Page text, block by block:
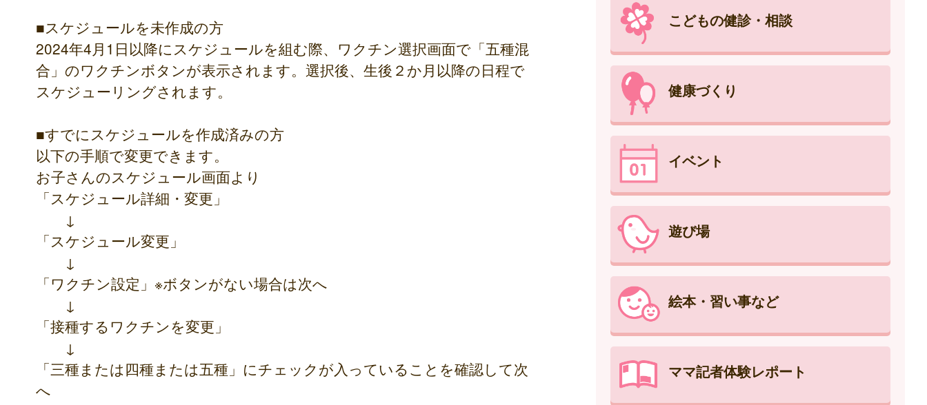
■スケジュールを未作成の方
2024年4月1日以降にスケジュールを組む際、ワクチン選択画面で「五種混
合」のワクチンボタンが表示されます。選択後、生後２か月以降の日程で
スケジューリングされます。
■すでにスケジュールを作成済みの方
以下の手順で変更できます。
お子さんのスケジュール画面より
「スケジュール詳細・変更」
↓
「スケジュール変更」
↓
「ワクチン設定」※ボタンがない場合は次へ
↓
「接種するワクチンを変更」
↓
「三種または四種または五種」にチェックが入っていることを確認して次
へ
こどもの健診・相談
健康づくり
イベント
遊び場
絵本・習い事など
ママ記者体験レポート